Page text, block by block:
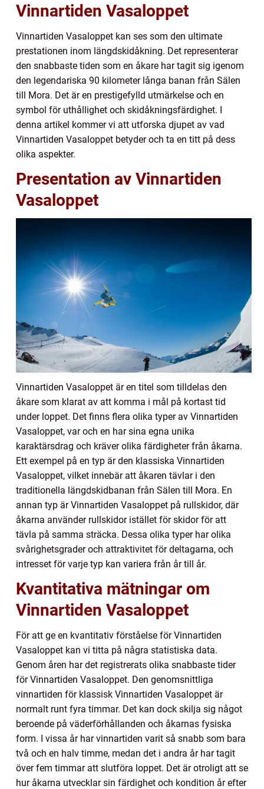
Vinnartiden Vasaloppet
Vinnartiden Vasaloppet kan ses som den ultimate
prestationen inom längdskidåkning. Det representerar
den snabbaste tiden som en åkare har tagit sig igenom
den legendariska 90 kilometer långa banan från Sälen
till Mora. Det är en prestigefylld utmärkelse och en
symbol för uthållighet och skidåkningsfärdighet. I
denna artikel kommer vi att utforska djupet av vad
Vinnartiden Vasaloppet betyder och ta en titt på dess
olika aspekter.
Presentation av Vinnartiden
Vasaloppet
Vinnartiden Vasaloppet är en titel som tilldelas den
åkare som klarat av att komma i mål på kortast tid
under loppet. Det finns flera olika typer av Vinnartiden
Vasaloppet, var och en har sina egna unika
karaktärsdrag och kräver olika färdigheter från åkarna.
Ett exempel på en typ är den klassiska Vinnartiden
Vasaloppet, vilket innebär att åkaren tävlar i den
traditionella längdskidbanan från Sälen till Mora. En
annan typ är Vinnartiden Vasaloppet på rullskidor, där
åkarna använder rullskidor istället för skidor för att
tävla på samma sträcka. Dessa olika typer har olika
svårighetsgrader och attraktivitet för deltagarna, och
intresset för varje typ kan variera från år till år.
Kvantitativa mätningar om
Vinnartiden Vasaloppet
För att ge en kvantitativ förståelse för Vinnartiden
Vasaloppet kan vi titta på några statistiska data.
Genom åren har det registrerats olika snabbaste tider
för Vinnartiden Vasaloppet. Den genomsnittliga
vinnartiden för klassisk Vinnartiden Vasaloppet är
normalt runt fyra timmar. Det kan dock skilja sig något
beroende på väderförhållanden och åkarnas fysiska
form. I vissa år har vinnartiden varit så snabb som bara
två och en halv timme, medan det i andra år har tagit
över fem timmar att slutföra loppet. Det är otroligt att se
hur åkarna utvecklar sin färdighet och kondition år efter